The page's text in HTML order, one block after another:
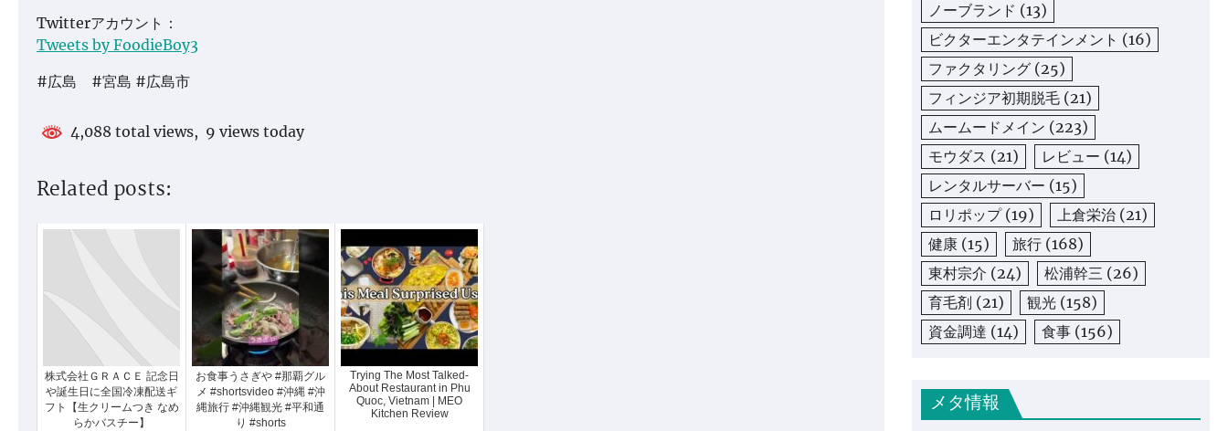
Twitterアカウント：
Tweets by FoodieBoy3
#広島 #宮島 #広島市
4,088 total views, 9 views today
Related posts:
株式会社ＧＲＡＣＥ 記念日
や誕生日に全国冷凍配送ギ
フト【生クリームつき なめ
らかバスチー】
お食事うさぎや #那覇グル
メ #shortsvideo #沖縄 #沖
縄旅行 #沖縄観光 #平和通
り #shorts
Trying The Most Talked-
About Restaurant in Phu
Quoc, Vietnam | MEO
Kitchen Review
ノーブランド (13)
ビクターエンタテインメント (16)
ファクタリング (25)
フィンジア初期脱毛 (21)
ムームードメイン (223)
モウダス (21) レビュー (14)
レンタルサーバー (15)
ロリポップ(19) 上倉栄治 (21)
健康 (15) 旅行 (168)
東村宗介 (24) 松浦幹三 (26)
育毛剤 (21) 観光 (158)
資金調達 (14) 食事 (156)
メタ情報